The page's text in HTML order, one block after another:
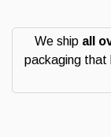
We ship all
packaging that